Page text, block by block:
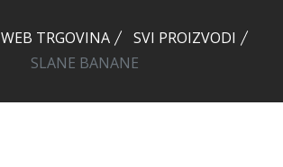
WEB TRGOVINA
SVI PROIZVODI
SLANE BANANE